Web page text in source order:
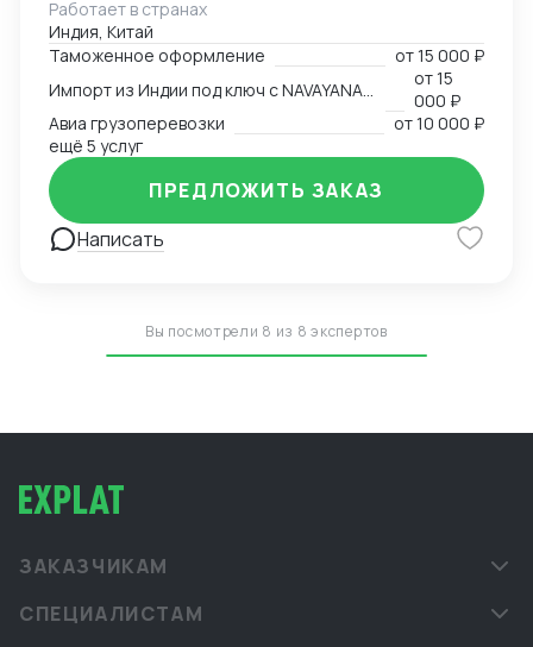
предоставляем полный цикл логистических и
внешнеэкономических услуг: от международных
перевозок и таможенного оформления до
сопровождения и контрактной логистики. Основные
направления работы: международные перевозки
(авиа, авто, море, ж/д); складская логистика и
таможенное оформление; сопровождение ВЭД и
поиск производителей; работа с опасными,
сборными и негабаритными грузами. География
присутствия: Офисы компании расположены в
представительство NAVAYANA Trade & Logistics);
Китай ( PerlRiver) — собственное представительство
грузов и взаимодействием с китайскими
форматах B2B и B2G, предоставляя надёжные и
прозрачные логистические решения под ключ.
Работает в странах
Индия, Китай
Таможенное оформление
от15 000 ₽
от15
000 ₽
Авиа грузоперевозки
от10 000 ₽
ещё 5 услуг
Написать
ПРЕДЛОЖИТЬ ЗАКАЗ
Вы посмотрели 8 из 8 экспертов
ЗАКАЗЧИКАМ
СПЕЦИАЛИСТАМ